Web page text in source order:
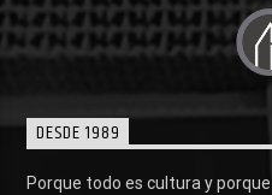
DESDE 1989
Porque todo es cultura y